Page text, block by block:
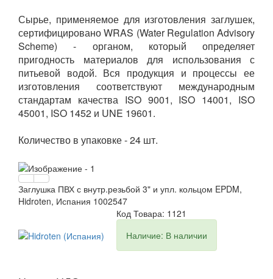
Сырье, применяемое для изготовления заглушек,
сертифицировано WRAS (Water Regulation Advisory
Scheme) - органом, который определяет
пригодность материалов для использования с
питьевой водой. Вся продукция и процессы ее
изготовления соответствуют международным
стандартам качества ISO 9001, ISO 14001, ISO
45001, ISO 1452 и UNE 19601.
Количество в упаковке - 24 шт.
Заглушка ПВХ с внутр.резьбой 3" и упл. кольцом EPDM,
Hidroten, Испания 1002547
Код Товара: 1121
Наличие: В наличии